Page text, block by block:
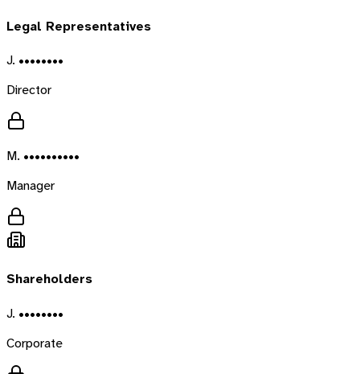
Legal Representatives
J. ••••••••
Director
M. ••••••••••
Manager
Shareholders
J. ••••••••
Corporate